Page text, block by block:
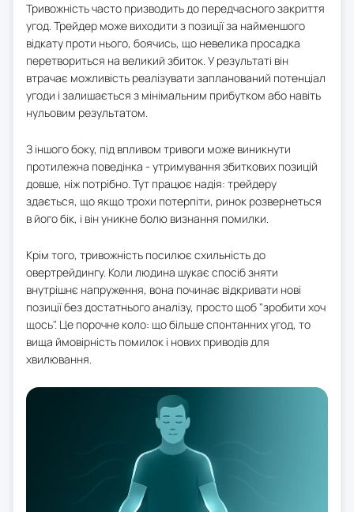
Тривожність часто призводить до передчасного закриття
угод. Трейдер може виходити з позиції за найменшого
відкату проти нього, боячись, що невелика просадка
перетвориться на великий збиток. У результаті він
втрачає можливість реалізувати запланований потенціал
угоди і залишається з мінімальним прибутком або навіть
нульовим результатом.
З іншого боку, під впливом тривоги може виникнути
протилежна поведінка - утримування збиткових позицій
довше, ніж потрібно. Тут працює надія: трейдеру
здається, що якщо трохи потерпіти, ринок розвернеться
в його бік, і він уникне болю визнання помилки.
Крім того, тривожність посилює схильність до
овертрейдингу. Коли людина шукає спосіб зняти
внутрішнє напруження, вона починає відкривати нові
позиції без достатнього аналізу, просто щоб "зробити хоч
щось". Це порочне коло: що більше спонтанних угод, то
вища ймовірність помилок і нових приводів для
хвилювання.